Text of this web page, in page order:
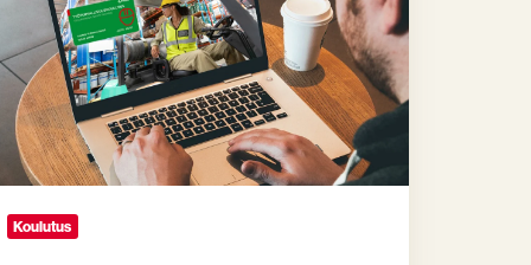
Koulutus